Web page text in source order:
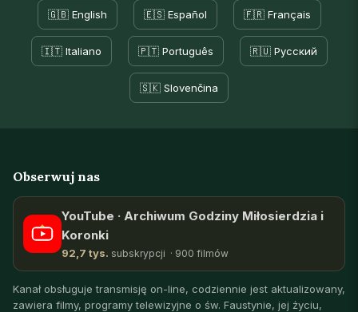
🇬🇧 English 🇪🇸 Español 🇫🇷 Français
🇮🇹 Italiano 🇵🇹 Português 🇷🇺 Русский
🇸🇰 Slovenčina
Obserwuj nas
YouTube · Archiwum Godziny Miłosierdzia i
Koronki
92,7 tys. subskrypcji · 900 filmów
Kanał obsługuje transmisję on-line, codziennie jest aktualizowany,
zawiera filmy, programy telewizyjne o św. Faustynie, jej życiu,